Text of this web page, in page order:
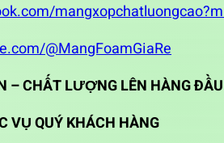
@MangFoamGiaRe
– CHẤT LƯỢNG LÊN HÀNG ĐẦU
VỤ QUÝ KHÁCH HÀNG